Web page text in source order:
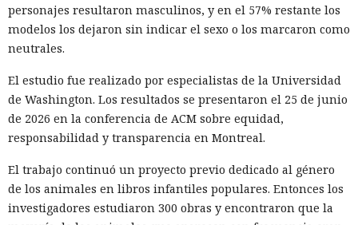
personajes resultaron masculinos, y en el 57% restante los
modelos los dejaron sin indicar el sexo o los marcaron como
neutrales.
El estudio fue realizado por especialistas de la Universidad
de Washington. Los resultados se presentaron el 25 de junio
de 2026 en la conferencia de ACM sobre equidad,
responsabilidad y transparencia en Montreal.
El trabajo continuó un proyecto previo dedicado al género
de los animales en libros infantiles populares. Entonces los
investigadores estudiaron 300 obras y encontraron que la